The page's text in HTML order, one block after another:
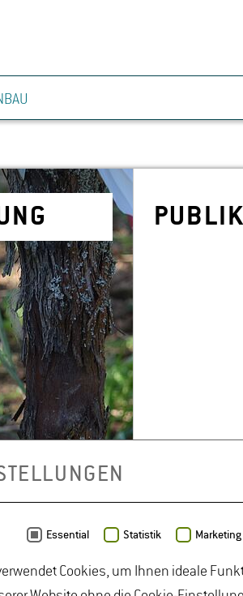
Essential Statistik Marketing
Cookies, um Ihnen ideale